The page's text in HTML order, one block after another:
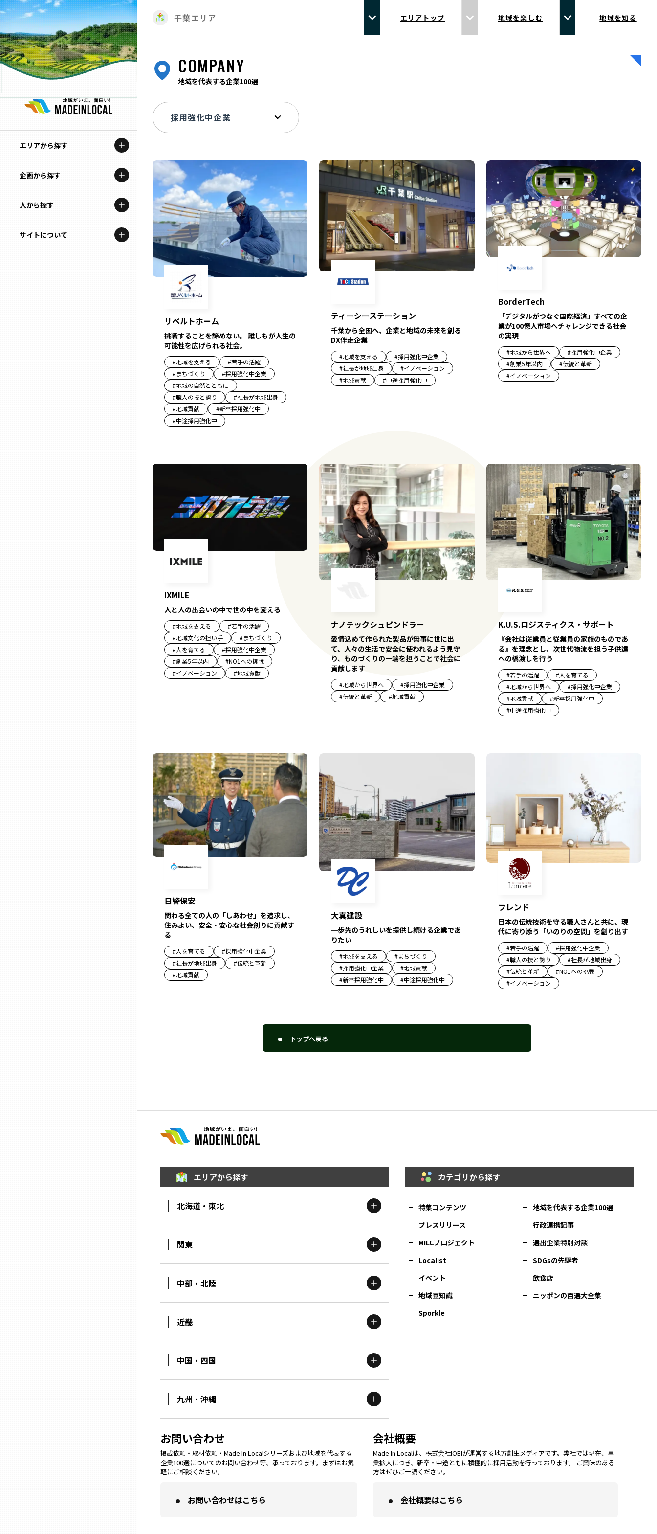
エリアから探す
北海道
青森
岩手
企画から探す
特集コンテンツ
地域を代表する企業100選
人から探す
記事ライター
サイトについて
千葉エリア エリアトップ 地域を楽しむ 地域を知る
COMPANY
地域を代表する企業100選
リベルトホーム
挑戦することを諦めない。 誰しもが人生の
可能性を広げられる社会。
#地域を支える #若手の活躍
#まちづくり #採用強化中企業
#地域の自然とともに
#職人の技と誇り #社長が地域出身
#地域貢献 #新卒採用強化中
#中途採用強化中
ティーシーステーション
千葉から全国へ、企業と地域の未来を創る
DX伴走企業
#地域を支える #採用強化中企業
#社長が地域出身 #イノベーション
#地域貢献 #中途採用強化中
BorderTech
「デジタルがつなぐ国際経済」すべての企
業が100億人市場へチャレンジできる社会
の実現
#地域から世界へ #採用強化中企業
#創業5年以内 #伝統と革新
#イノベーション
IXMILE
人と人の出会いの中で世の中を変える
#地域を支える #若手の活躍
#地域文化の担い手 #まちづくり
#人を育てる #採用強化中企業
#創業5年以内 #NO1への挑戦
#イノベーション #地域貢献
ナノテックシュピンドラー
愛情込めて作られた製品が無事に世に出
て、人々の生活で安全に使われるよう見守
り、ものづくりの一端を担うことで社会に
貢献します
#地域から世界へ #採用強化中企業
#伝統と革新 #地域貢献
K.U.S.ロジスティクス・サポート
『会社は従業員と従業員の家族のものであ
る』を理念とし、次世代物流を担う子供達
への橋渡しを行う
#若手の活躍 #人を育てる
#地域から世界へ #採用強化中企業
#地域貢献 #新卒採用強化中
#中途採用強化中
日警保安
関わる全ての人の「しあわせ」を追求し、
住みよい、安全・安心な社会創りに貢献す
る
#人を育てる #採用強化中企業
#社長が地域出身 #伝統と革新
#地域貢献
大真建設
一歩先のうれしいを提供し続ける企業であ
りたい
#地域を支える #まちづくり
#採用強化中企業 #地域貢献
#新卒採用強化中 #中途採用強化中
フレンド
日本の伝統技術を守る職人さんと共に、現
代に寄り添う「いのりの空間」を創り出す
#若手の活躍 #採用強化中企業
#職人の技と誇り #社長が地域出身
#伝統と革新 #NO1への挑戦
#イノベーション
トップへ戻る
エリアから探す
北海道・東北
青森エリア
岩手エリア
山形
関東
栃木エリア
群馬エリア
千葉 エリア
中部・北陸
富山エリア
石川エリア
福井エリア
長野エリア
近畿
京都エリア
大阪市 エリア
北摂エリア
中国・四国
島根エリア
岡山エリア
九州・沖縄
福岡エリア
カテゴリから探す
特集コンテンツ
地域を代表する企業100選
プレスリリース
行政連携記事
MILCプロジェクト
選出企業特別対談
Localist
SDGsの先駆者
イベント
飲食店
地域豆知識
ニッポンの百選大全集
Sporkle
お問い合わせ
掲載依頼・取材依頼・Made In Localシリーズおよび地域を代表する
企業100選についてのお問い合わせ等、承っております。まずはお気
軽にご相談ください。
お問い合わせはこちら
会社概要
Made In Localは、株式会社IOBIが運営する地方創生メディアです。弊社では現在、事
業拡大につき、新卒・中途ともに積極的に採用活動を行っております。 ご興味のある
方はぜひご一読ください。
会社概要はこちら